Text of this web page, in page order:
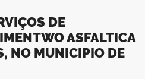
DE
ASFALTICA
NO MUNICIPIO DE